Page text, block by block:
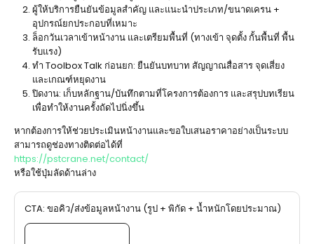
ผู้ให้บริการยืนยันข้อมูลสำคัญ และแนะนำประเภท/ขนาดเครน +
อุปกรณ์ยกประกอบที่เหมาะ
ล็อกวันเวลาเข้าหน้างาน และเตรียมพื้นที่ (ทางเข้า จุดตั้ง กั้นพื้นที่ พื้น
รับแรง)
ทำ Toolbox Talk ก่อนยก: ยืนยันบทบาท สัญญาณสื่อสาร จุดเสี่ยง
และเกณฑ์หยุดงาน
ปิดงาน: เก็บหลักฐาน/บันทึกตามที่โครงการต้องการ และสรุปบทเรียน
เพื่อทำให้งานครั้งถัดไปนิ่งขึ้น
หากต้องการให้ช่วยประเมินหน้างานและขอใบเสนอราคาอย่างเป็นระบบ
สามารถดูช่องทางติดต่อได้ที่
https://pstcrane.net/contact/
หรือใช้ปุ่มลัดด้านล่าง
CTA: ขอคิว/ส่งข้อมูลหน้างาน (รูป + พิกัด + น้ำหนักโดยประมาณ)